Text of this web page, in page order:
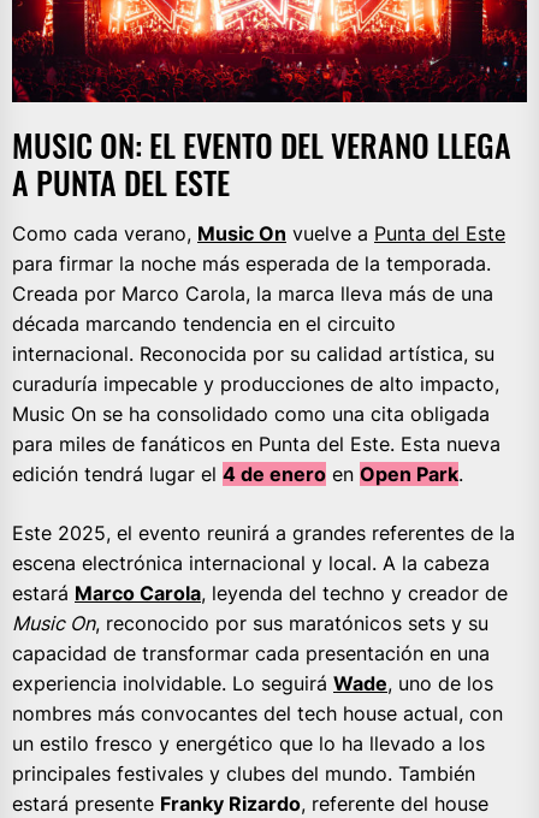
MUSIC ON: EL EVENTO DEL VERANO LLEGA
A PUNTA DEL ESTE
Como cada verano, Music On vuelve a Punta del Este
para firmar la noche más esperada de la temporada.
Creada por Marco Carola, la marca lleva más de una
década marcando tendencia en el circuito
internacional. Reconocida por su calidad artística, su
curaduría impecable y producciones de alto impacto,
Music On se ha consolidado como una cita obligada
para miles de fanáticos en Punta del Este. Esta nueva
edición tendrá lugar el 4 de enero en Open Park.
Este 2025, el evento reunirá a grandes referentes de la
escena electrónica internacional y local. A la cabeza
estará Marco Carola, leyenda del techno y creador de
Music On, reconocido por sus maratónicos sets y su
capacidad de transformar cada presentación en una
experiencia inolvidable. Lo seguirá Wade, uno de los
nombres más convocantes del tech house actual, con
un estilo fresco y energético que lo ha llevado a los
principales festivales y clubes del mundo. También
estará presente Franky Rizardo, referente del house